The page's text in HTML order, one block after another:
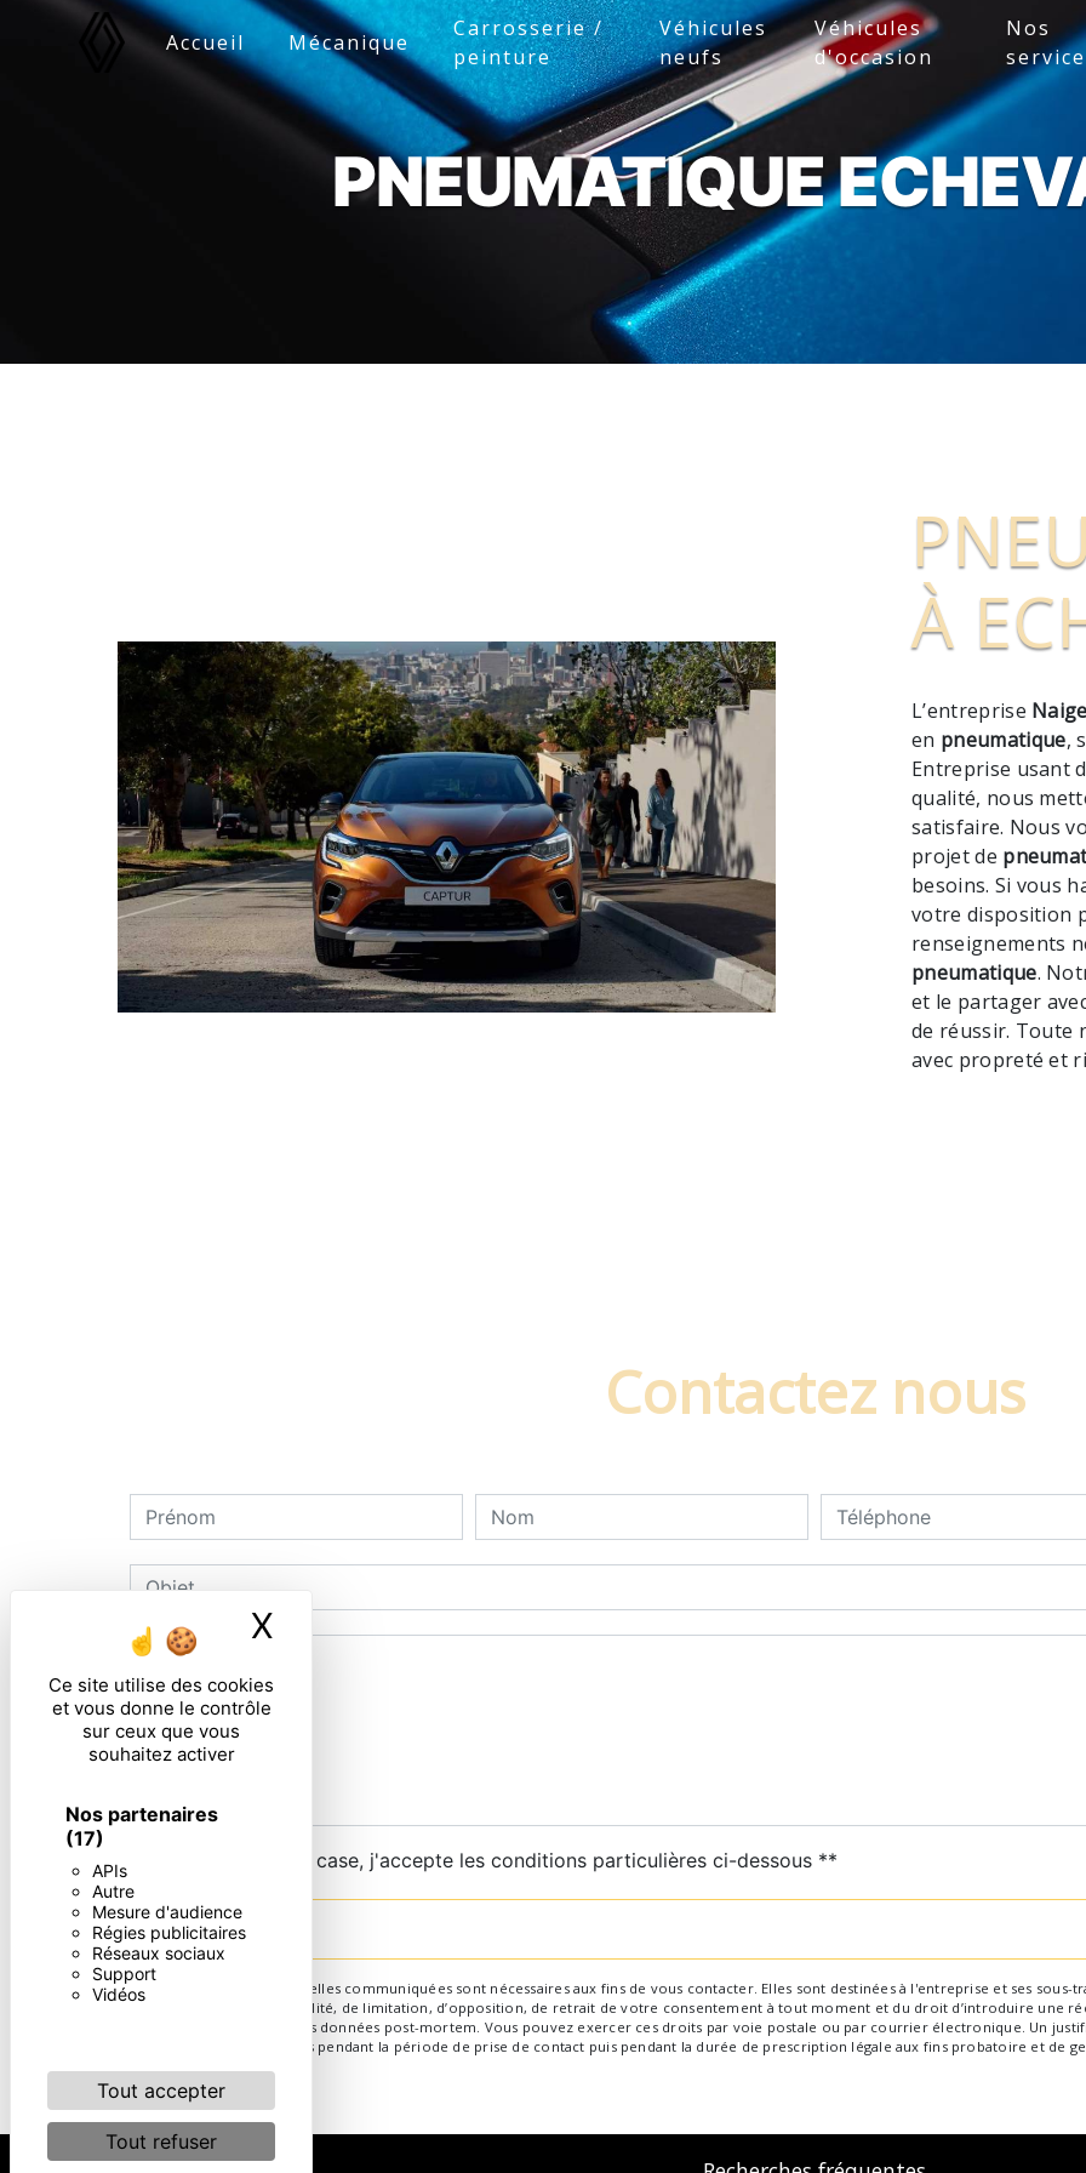
Panneau de gestion des cookies
Ce site utilise des cookies
et vous donne le contrôle
sur ceux que vous
souhaitez activer
Nos partenaires
(17)
APIs
Autre
Mesure d'audience
Régies publicitaires
Réseaux sociaux
Support
Vidéos
Tout accepter
Tout refuser
X Masquer le bandeau des cookies
Accueil Mécanique
Carrosserie /
peinture
Véhicules
neufs
Véhicules
d'occasion
Nos
PNEUMATIQUE
À
L’entreprise
en pneumatique,
Entreprise usant
qualité, nous
satisfaire. Nous
projet de
besoins. Si vous
votre disposition
renseignements
pneumatique.
et le partager
de réussir. Toute
avec propreté et
Contactez nous
En cochant cette case, j'accepte les conditions particulières ci-dessous **
** Les données personnelles communiquées sont nécessaires aux fins de vous contacter. Elles sont destinées à l'entreprise et ses sous-
d’effacement, de portabilité, de limitation, d’opposition, de retrait de votre consentement à tout moment et du droit d’introduire une
d’organiser le sort de vos données post-mortem. Vous pouvez exercer ces droits par voie postale ou par courrier électronique. Un
conservons vos données pendant la période de prise de contact puis pendant la durée de prescription légale aux fins probatoire et de